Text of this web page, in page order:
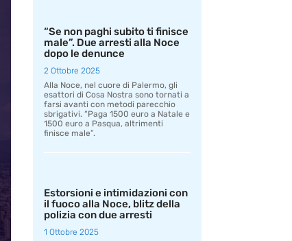
“Se non paghi subito ti finisce
male”. Due arresti alla Noce
dopo le denunce
2 Ottobre 2025
Alla Noce, nel cuore di Palermo, gli
esattori di Cosa Nostra sono tornati a
farsi avanti con metodi parecchio
sbrigativi. “Paga 1500 euro a Natale e
1500 euro a Pasqua, altrimenti
finisce male”.
Estorsioni e intimidazioni con
il fuoco alla Noce, blitz della
polizia con due arresti
1 Ottobre 2025